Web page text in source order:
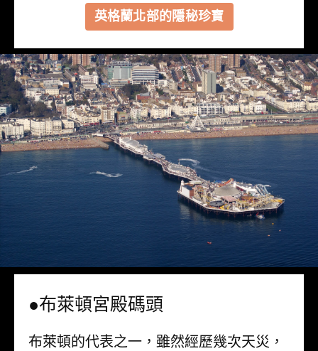
英格蘭北部的隱秘珍寶
●布萊頓宮殿碼頭
布萊頓的代表之一，雖然經歷幾次天災，